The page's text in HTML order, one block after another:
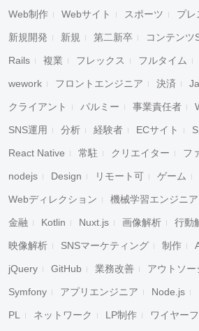
Web制作 Webサイト スポーツ プレ
新規開発 新規 第二新卒 コンテンツ
Rails 複業 フレックス フルタイム
wework フロントエンジニア 決済
クライアント パルミー 事業責任者
SNS運用 分析 経験者 ECサイト
React Native 常駐 クリエイター フ
nodejs Design リモート可 ゲーム
Webディレクション 機械学習エンジニア
金融 Kotlin Nuxt.js 画像解析 行動
映像解析 SNSマーケティング 制作
jQuery GitHub 業務改善 アウトソー
Symfony アプリエンジニア Node.js
PL ネットワーク LP制作 ワイヤー